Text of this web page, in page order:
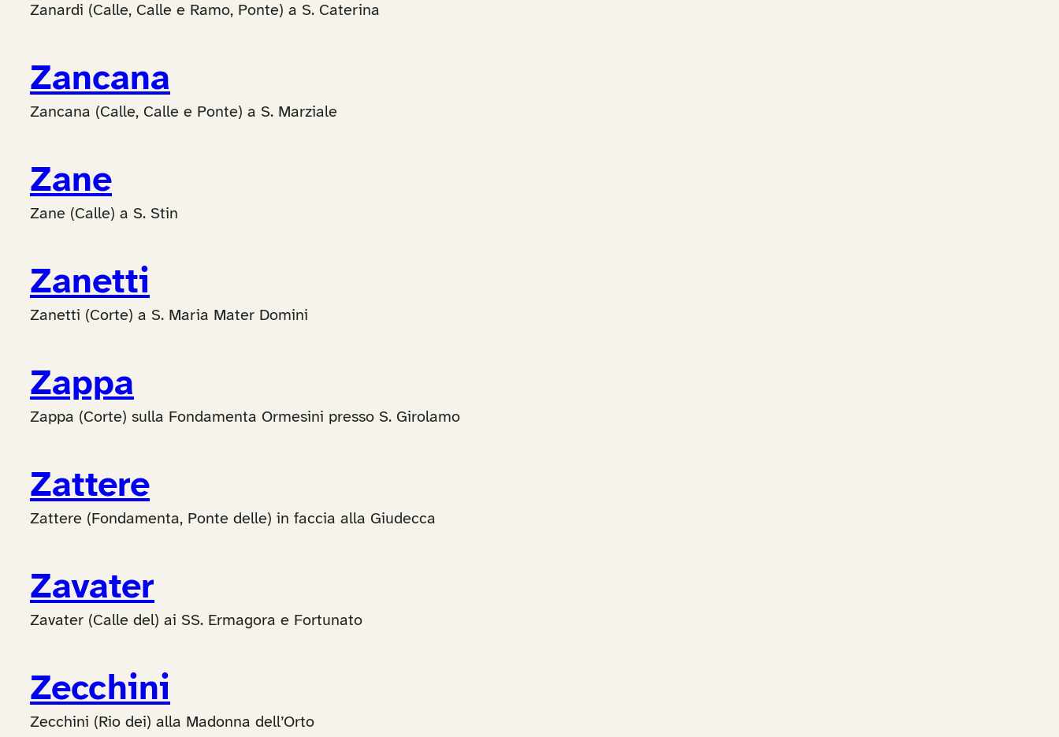
Zanardi (Calle, Calle e Ramo, Ponte) a S. Caterina
Zancana
Zancana (Calle, Calle e Ponte) a S. Marziale
Zane
Zane (Calle) a S. Stin
Zanetti
Zanetti (Corte) a S. Maria Mater Domini
Zappa
Zappa (Corte) sulla Fondamenta Ormesini presso S. Girolamo
Zattere
Zattere (Fondamenta, Ponte delle) in faccia alla Giudecca
Zavater
Zavater (Calle del) ai SS. Ermagora e Fortunato
Zecchini
Zecchini (Rio dei) alla Madonna dell’Orto